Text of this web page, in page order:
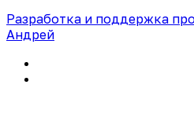
Разработка и поддержка
Андрей